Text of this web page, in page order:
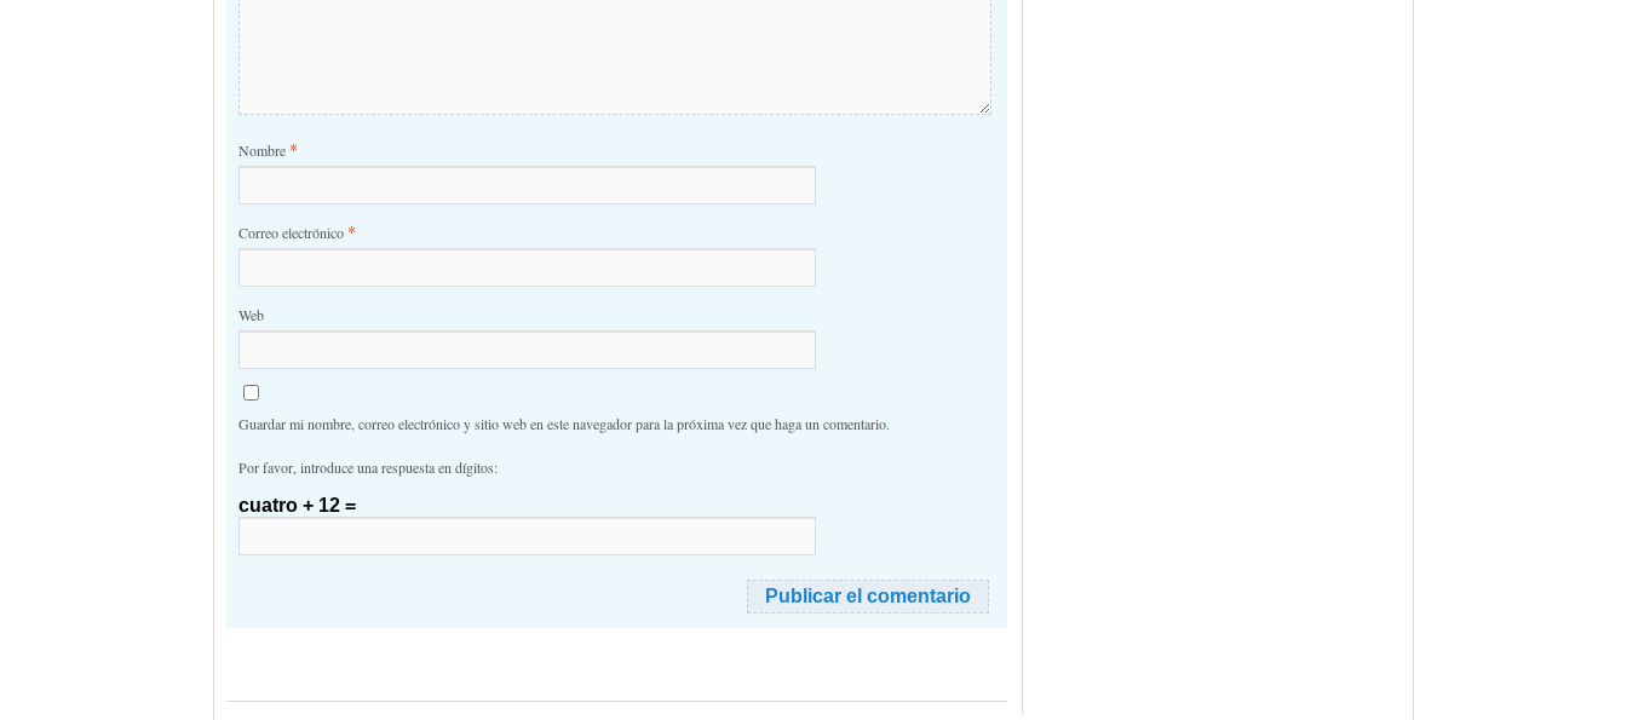
Nombre *
Correo electrónico *
Web
Guardar mi nombre, correo electrónico y sitio web en este navegador para la próxima vez que haga un comentario.
Por favor, introduce una respuesta en dígitos:
cuatro + 12 =